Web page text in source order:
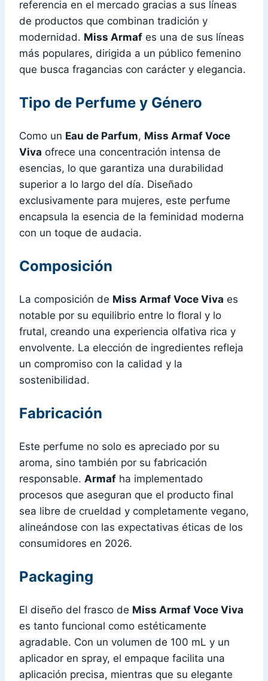
referencia en el mercado gracias a sus líneas
de productos que combinan tradición y
modernidad. Miss Armaf es una de sus líneas
más populares, dirigida a un público femenino
que busca fragancias con carácter y elegancia.
Tipo de Perfume y Género
Como un Eau de Parfum, Miss Armaf Voce
Viva ofrece una concentración intensa de
esencias, lo que garantiza una durabilidad
superior a lo largo del día. Diseñado
exclusivamente para mujeres, este perfume
encapsula la esencia de la feminidad moderna
con un toque de audacia.
Composición
La composición de Miss Armaf Voce Viva es
notable por su equilibrio entre lo floral y lo
frutal, creando una experiencia olfativa rica y
envolvente. La elección de ingredientes refleja
un compromiso con la calidad y la
sostenibilidad.
Fabricación
Este perfume no solo es apreciado por su
aroma, sino también por su fabricación
responsable. Armaf ha implementado
procesos que aseguran que el producto final
sea libre de crueldad y completamente vegano,
alineándose con las expectativas éticas de los
consumidores en 2026.
Packaging
El diseño del frasco de Miss Armaf Voce Viva
es tanto funcional como estéticamente
agradable. Con un volumen de 100 mL y un
aplicador en spray, el empaque facilita una
aplicación precisa, mientras que su elegante